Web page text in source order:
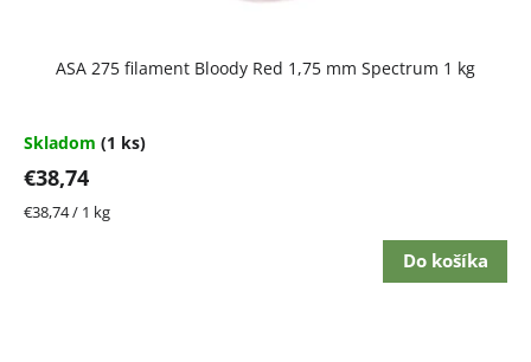
ASA 275 filament Bloody Red 1,75 mm Spectrum 1 kg
Skladom (1 ks)
€38,74
Jednotková
€38,74 / 1 kg
Do košíka